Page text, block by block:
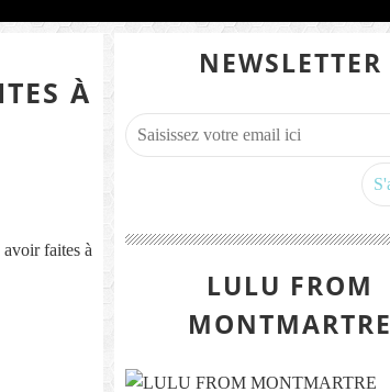
À
faites à
NEWSLETTER
LULU FROM
MONTMARTRE